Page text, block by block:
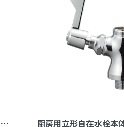
厨房用立形自在水栓本体［共用形］